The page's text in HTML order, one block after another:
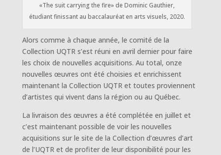
«The suit carrying the fire» de Dominic Gauthier,
étudiant finissant au baccalauréat en arts visuels, 2020.
Alors comme à chaque année, le comité de la
Collection UQTR s’est réuni en avril dernier pour faire
les choix de nouvelles acquisitions. Au total, onze
nouvelles œuvres ont été choisies et enrichissent
maintenant la Collection UQTR et toutes proviennent
d’artistes qui vivent dans la région ou au Québec.
La livraison des œuvres a été complétée en juillet et
c’est maintenant possible de voir les nouvelles
acquisitions sur le site de la Collection d’œuvres d’art
de l’UQTR et de profiter de leur disponibilité pour les